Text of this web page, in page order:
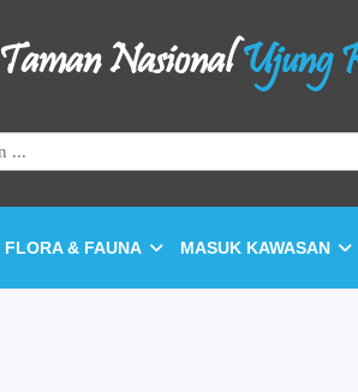
Taman NasionalUjung
FLORA & FAUNA MASUK KAWASAN